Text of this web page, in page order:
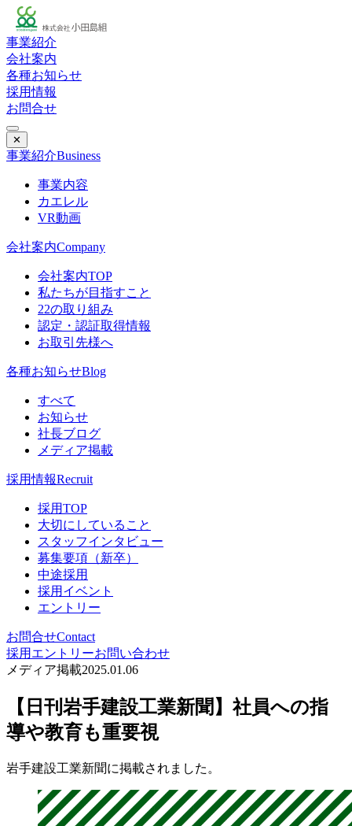
事業紹介
会社案内
各種お知らせ
採用情報
お問合せ
✕
事業紹介Business
事業内容
カエレル
VR動画
会社案内Company
会社案内TOP
私たちが目指すこと
22の取り組み
認定・認証取得情報
お取引先様へ
各種お知らせBlog
すべて
お知らせ
社長ブログ
メディア掲載
採用情報Recruit
採用TOP
大切にしていること
スタッフインタビュー
募集要項（新卒）
中途採用
採用イベント
エントリー
お問合せContact
採用エントリーお問い合わせ
メディア掲載2025.01.06
【日刊岩手建設工業新聞】社員への指
導や教育も重要視
岩手建設工業新聞に掲載されました。